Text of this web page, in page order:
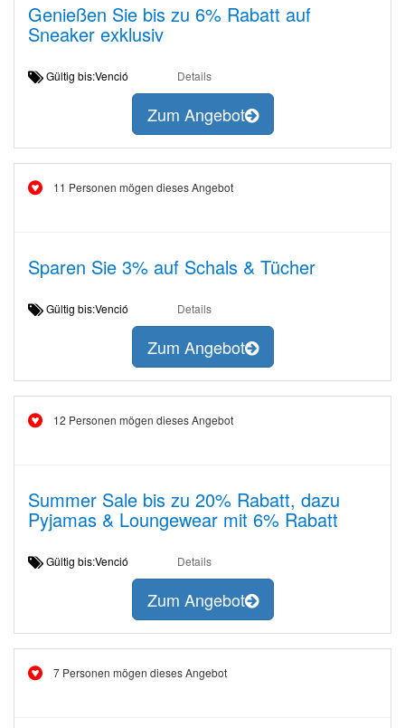
Genießen Sie bis zu 6% Rabatt auf
Sneaker exklusiv
Gültig bis:Venció Details
Zum Angebot
11 Personen mögen dieses Angebot
Sparen Sie 3% auf Schals & Tücher
Gültig bis:Venció Details
Zum Angebot
12 Personen mögen dieses Angebot
Summer Sale bis zu 20% Rabatt, dazu
Pyjamas & Loungewear mit 6% Rabatt
Gültig bis:Venció Details
Zum Angebot
7 Personen mögen dieses Angebot